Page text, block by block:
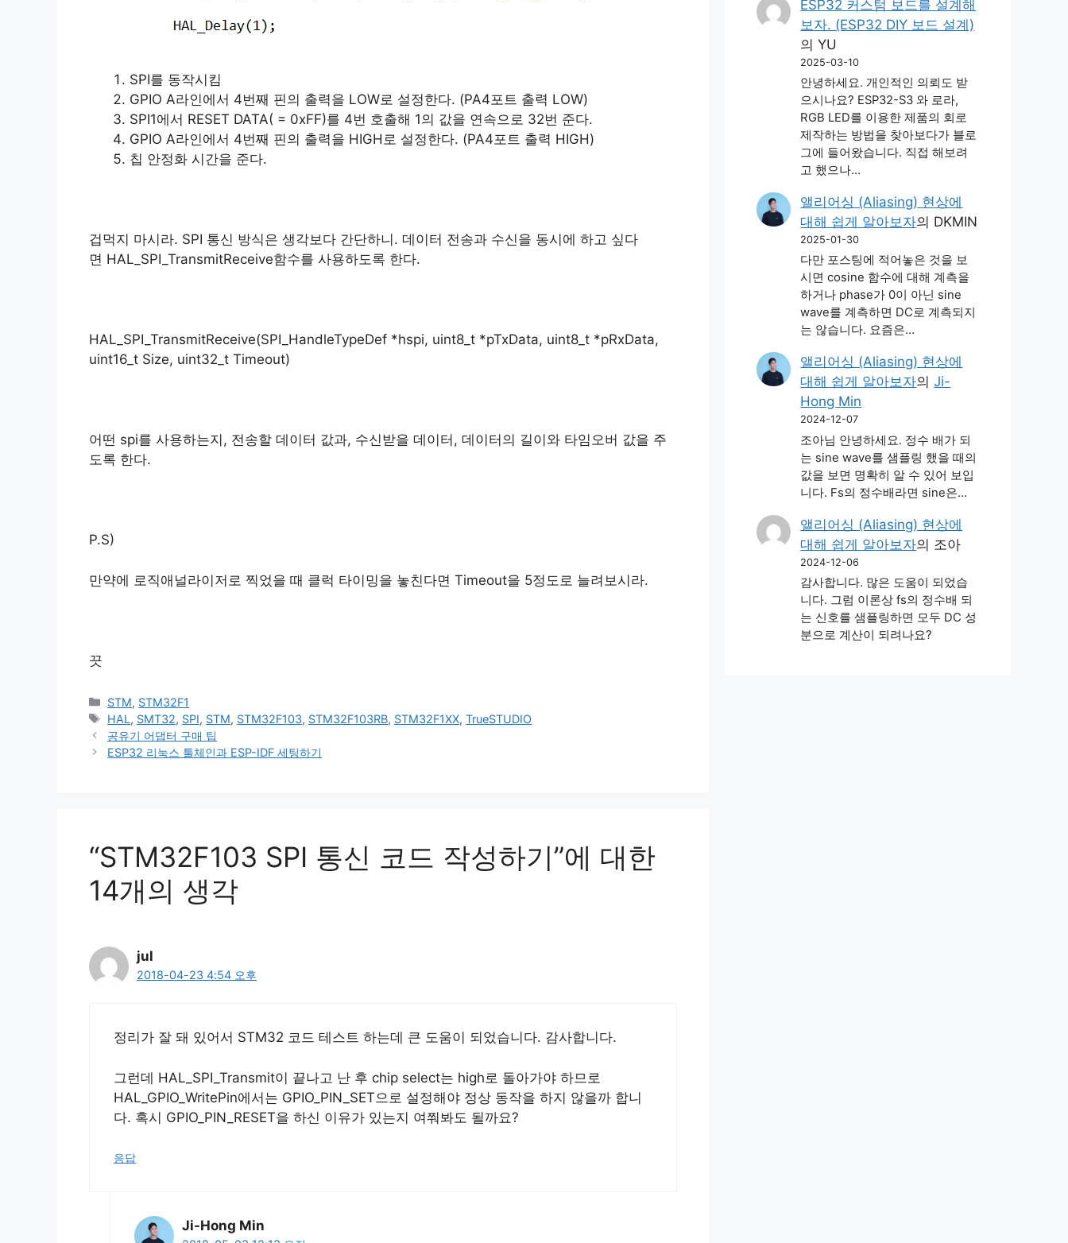
SPI를 동작시킴
GPIO A라인에서 4번째 핀의 출력을 LOW로 설정한다. (PA4포트 출력 LOW)
SPI1에서 RESET DATA( = 0xFF)를 4번 호출해 1의 값을 연속으로 32번 준다.
GPIO A라인에서 4번째 핀의 출력을 HIGH로 설정한다. (PA4포트 출력 HIGH)
칩 안정화 시간을 준다.
겁먹지 마시라. SPI 통신 방식은 생각보다 간단하니. 데이터 전송과 수신을 동시에 하고 싶다
면 HAL_SPI_TransmitReceive함수를 사용하도록 한다.
HAL_SPI_TransmitReceive(SPI_HandleTypeDef *hspi, uint8_t *pTxData, uint8_t *pRxData,
uint16_t Size, uint32_t Timeout)
어떤 spi를 사용하는지, 전송할 데이터 값과, 수신받을 데이터, 데이터의 길이와 타임오버 값을 주
도록 한다.
P.S)
만약에 로직애널라이저로 찍었을 때 클럭 타이밍을 놓친다면 Timeout을 5정도로 늘려보시라.
끗
카
테
고
리
STM, STM32F1
태
그
HAL, SMT32, SPI, STM, STM32F103, STM32F103RB, STM32F1XX,TrueSTUDIO
공유기 어댑터 구매 팁
ESP32 리눅스 툴체인과 ESP-IDF 세팅하기
“STM32F103 SPI 통신 코드 작성하기”에 대한
14개의 생각
jul
2018-04-23 4:54 오후
정리가 잘 돼 있어서 STM32 코드 테스트 하는데 큰 도움이 되었습니다. 감사합니다.
그런데 HAL_SPI_Transmit이 끝나고 난 후 chip select는 high로 돌아가야 하므로
HAL_GPIO_WritePin에서는 GPIO_PIN_SET으로 설정해야 정상 동작을 하지 않을까 합니
다. 혹시 GPIO_PIN_RESET을 하신 이유가 있는지 여쭤봐도 될까요?
응답
Ji-Hong Min
ESP32 커스텀 보드를 설계해
보자. (ESP32 DIY 보드 설계)
의YU
2025-03-10
안녕하세요. 개인적인 의뢰도 받
으시나요? ESP32-S3 와 로라,
RGB LED를 이용한 제품의 회로
제작하는 방법을 찾아보다가 블로
그에 들어왔습니다. 직접 해보려
고 했으나…
앨리어싱 (Aliasing) 현상에
대해 쉽게 알아보자의 DKMIN
2025-01-30
다만 포스팅에 적어놓은 것을 보
시면 cosine 함수에 대해 계측을
하거나 phase가 0이 아닌 sine
wave를 계측하면 DC로 계측되지
는 않습니다. 요즘은…
앨리어싱 (Aliasing) 현상에
대해 쉽게 알아보자의Ji-
Hong Min
2024-12-07
조아님 안녕하세요. 정수 배가 되
는 sine wave를 샘플링 했을 때의
값을 보면 명확히 알 수 있어 보입
니다. Fs의 정수배라면 sine은…
앨리어싱 (Aliasing) 현상에
대해 쉽게 알아보자의 조아
2024-12-06
감사합니다. 많은 도움이 되었습
니다. 그럼 이론상 fs의 정수배 되
는 신호를 샘플링하면 모두 DC 성
분으로 계산이 되려나요?